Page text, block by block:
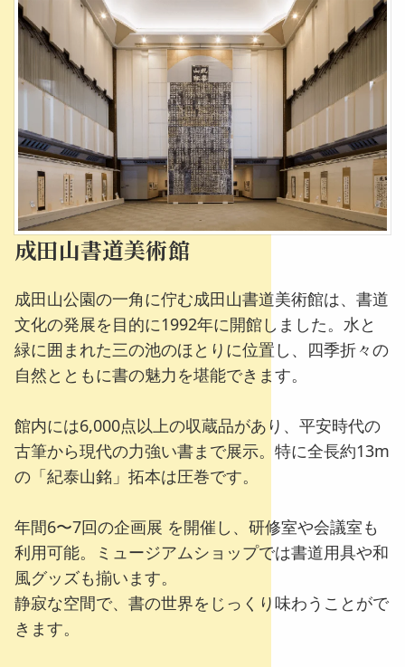
成田山書道美術館
成田山公園の一角に佇む成田山書道美術館は、書道
文化の発展を目的に1992年に開館しました。水と
緑に囲まれた三の池のほとりに位置し、四季折々の
自然とともに書の魅力を堪能できます。
館内には6,000点以上の収蔵品があり、平安時代の
古筆から現代の力強い書まで展示。特に全長約13m
の「紀泰山銘」拓本は圧巻です。
年間6〜7回の企画展 を開催し、研修室や会議室も
利用可能。ミュージアムショップでは書道用具や和
風グッズも揃います。
静寂な空間で、書の世界をじっくり味わうことがで
きます。